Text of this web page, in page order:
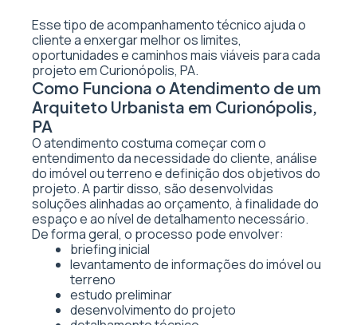
Esse tipo de acompanhamento técnico ajuda o
cliente a enxergar melhor os limites,
oportunidades e caminhos mais viáveis para cada
projeto em Curionópolis, PA.
Como Funciona o Atendimento de um
Arquiteto Urbanista em Curionópolis,
PA
O atendimento costuma começar com o
entendimento da necessidade do cliente, análise
do imóvel ou terreno e definição dos objetivos do
projeto. A partir disso, são desenvolvidas
soluções alinhadas ao orçamento, à finalidade do
espaço e ao nível de detalhamento necessário.
De forma geral, o processo pode envolver:
briefing inicial
levantamento de informações do imóvel ou
terreno
estudo preliminar
desenvolvimento do projeto